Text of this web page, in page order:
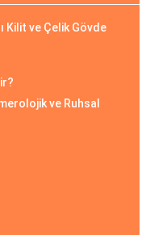
Kilit ve Çelik Gövde
ve Ruhsal